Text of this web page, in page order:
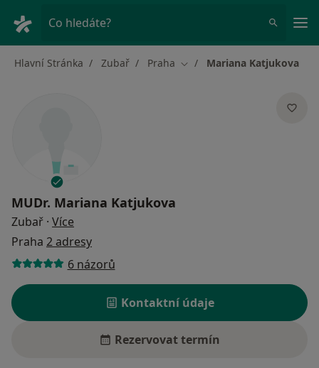
Co hledáte?
Hlavní Stránka Zubař Praha Změna města
Mariana Katjukova
MUDr. Mariana Katjukova
Zubař · Více
Praha 2 adresy
6 názorů
Kontaktní údaje
Rezervovat termín